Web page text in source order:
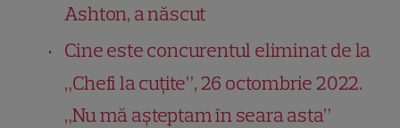
Ashton, a născut
Cine este concurentul eliminat de la
„Chefi la cuțite”, 26 octombrie 2022.
„Nu mă așteptam în seara asta”